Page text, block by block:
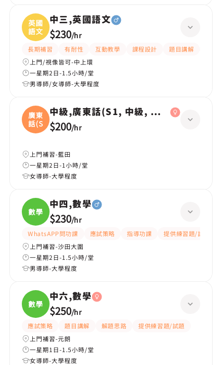
英國
語文
中三,英國語文
$230/hr
長期補習 有耐性 互動教學 課程設計 題目講解
上門/視像皆可-中上環
一星期2日-1.5小時/堂
男導師/女導師-大學程度
廣東
話(S
中級,廣東話(S1, 中級, 學校課程)
$200/hr
上門補習-藍田
一星期2日-1小時/堂
女導師-大學程度
數學
中四,數學
$230/hr
WhatsAPP問功課 應試策略 指導功課
提供練習題/試題
上門補習-沙田大圍
一星期2日-1.5小時/堂
男導師-大學程度
數學
中六,數學
$250/hr
應試策略 題目講解 解題思路
提供練習題/試題
上門補習-元朗
一星期1日-1.5小時/堂
女導師-大學程度